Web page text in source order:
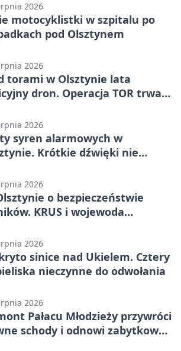
2026
motocyklistki w szpitalu po
pod Olsztynem
2026
torami w Olsztynie lata
dron. Operacja TOR trwa
2026
syren alarmowych w
Krótkie dźwięki nie
2026
o bezpieczeństwie
KRUS i wojewoda
2026
sinice nad Ukielem. Cztery
nieczynne do odwołania
2026
Pałacu Młodzieży przywróci
schody i odnowi zabytkowy